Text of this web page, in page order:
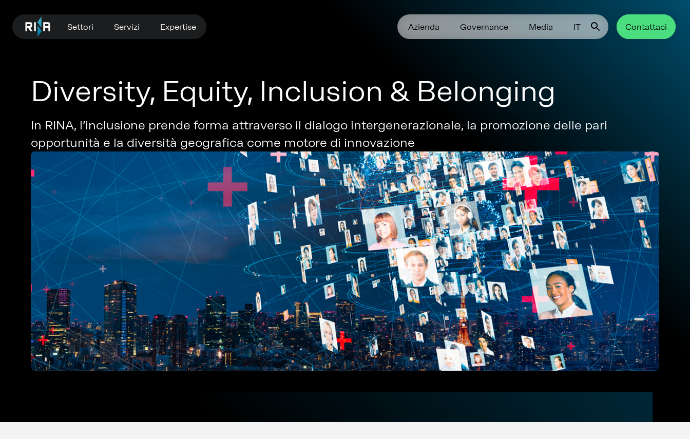
Settori Servizi Expertise Azienda Governance Media IT Contattaci
Diversity, Equity, Inclusion & Belonging
In RINA, l’inclusione prende forma attraverso il dialogo intergenerazionale, la promozione delle pari
opportunità e la diversità geografica come motore di innovazione